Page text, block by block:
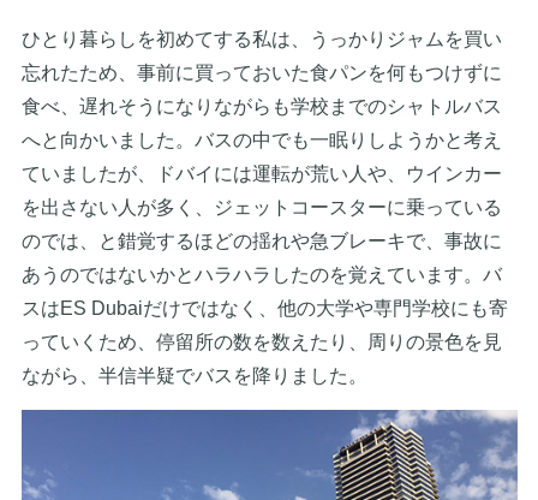
ひとり暮らしを初めてする私は、うっかりジャムを買い
忘れたため、事前に買っておいた食パンを何もつけずに
食べ、遅れそうになりながらも学校までのシャトルバス
へと向かいました。バスの中でも一眠りしようかと考え
ていましたが、ドバイには運転が荒い人や、ウインカー
を出さない人が多く、ジェットコースターに乗っている
のでは、と錯覚するほどの揺れや急ブレーキで、事故に
あうのではないかとハラハラしたのを覚えています。バ
スはES Dubaiだけではなく、他の大学や専門学校にも寄
っていくため、停留所の数を数えたり、周りの景色を見
ながら、半信半疑でバスを降りました。